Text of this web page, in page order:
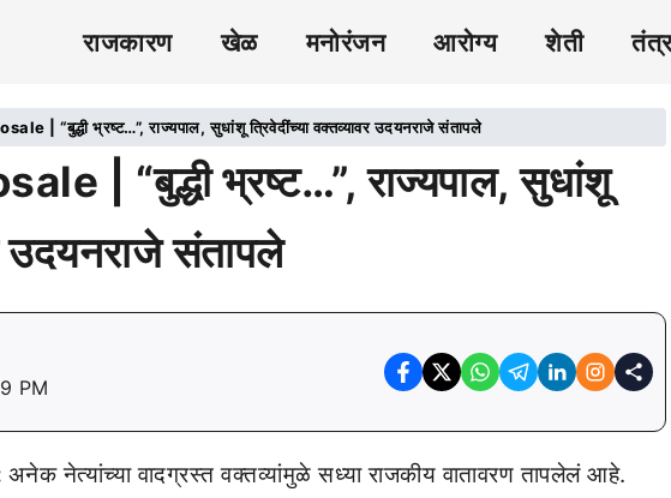
राजकारण खेळ मनोरंजन आरोग्य शेती
| “बुद्धी भ्रष्ट…”, राज्यपाल, सुधांशू त्रिवेदींच्या वक्तव्यावर उदयनराजे संतापले
| “बुद्धी भ्रष्ट…”, राज्यपाल, सुधांशू
उदयनराजे संतापले
PM
अनेक नेत्यांच्या वादग्रस्त वक्तव्यांमुळे सध्या राजकीय वातावरण तापलेलं आहे.